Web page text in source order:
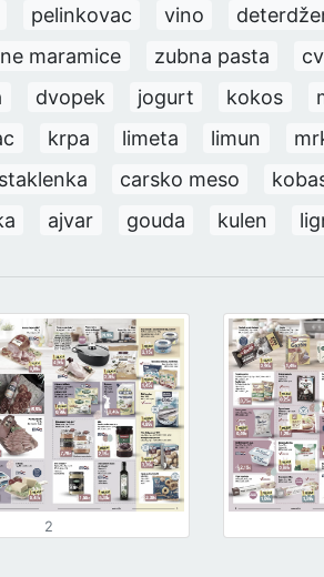
pelinkovac vino
maramice zubna pasta
dvopek jogurt kokos
krpa limeta limun
staklenka carsko meso
ajvar gouda kulen
2